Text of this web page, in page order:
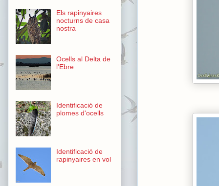
Els rapinyaires
nocturns de casa
nostra
Ocells al Delta de
l'Ebre
Identificació de
plomes d'ocells
Identificació de
rapinyaires en vol